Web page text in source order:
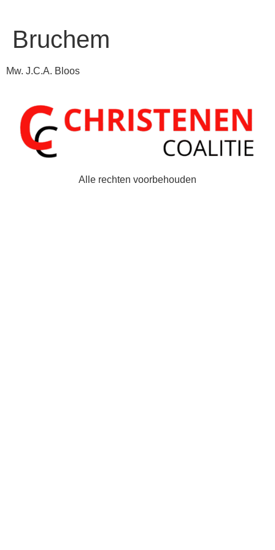
Bruchem
Mw. J.C.A. Bloos
Alle rechten voorbehouden